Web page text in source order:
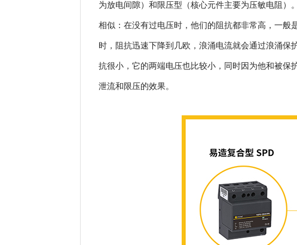
为放电间隙）和限压型（核心元件主要为压敏电阻）
相似：在没有过电压时，他们的阻抗都非常高，一般
时，阻抗迅速下降到几欧，浪涌电流就会通过浪涌保
抗很小，它的两端电压也比较小，同时因为他和被保
泄流和限压的效果。